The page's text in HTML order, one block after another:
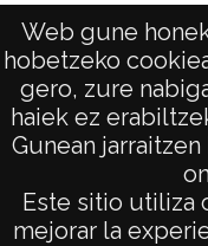
Web gune
hobetzeko
gero, zure
haiek ez
Gunean
Este sitio utiliza
mejorar la
AVISO